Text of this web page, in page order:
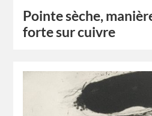
Pointe sèche,
forte sur cuivre